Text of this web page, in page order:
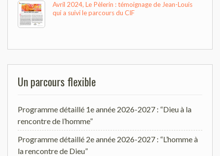
Avril 2024, Le Pèlerin : témoignage de Jean-Louis
qui a suivi le parcours du CIF
Un parcours flexible
Programme détaillé 1e année 2026-2027 : “Dieu à la
rencontre de l’homme”
Programme détaillé 2e année 2026-2027 : “L’homme à
la rencontre de Dieu”